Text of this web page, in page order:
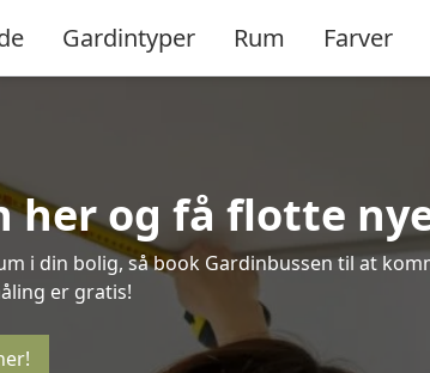
Gardintyper Rum Farver
her og få flotte
din bolig, så book Gardinbussen til at
er gratis!